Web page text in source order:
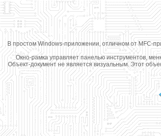
В простом Windows-приложении, отличном от MFC-
Окно-рамка управляет панелью инструментов,
Объект-документ не является визуальным. Этот